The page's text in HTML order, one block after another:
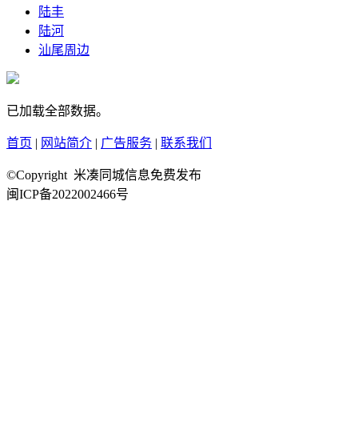
陆丰
陆河
汕尾周边
已加载全部数据。
首页 | 网站简介 | 广告服务 | 联系我们
©Copyright 米凑同城信息免费发布
闽ICP备2022002466号